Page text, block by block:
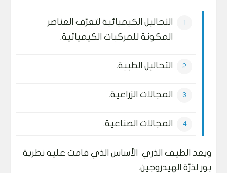
التحاليل الكيميائية لتعرّف العناصر
المكونة للمركبات الكيميائية.
التحاليل الطبية.
المجالات الزراعية.
المجالات الصناعية.
ويعد الطيف الذري الأساس الذي قامت عليه نظرية
بور لذرّة الهيدروجين.